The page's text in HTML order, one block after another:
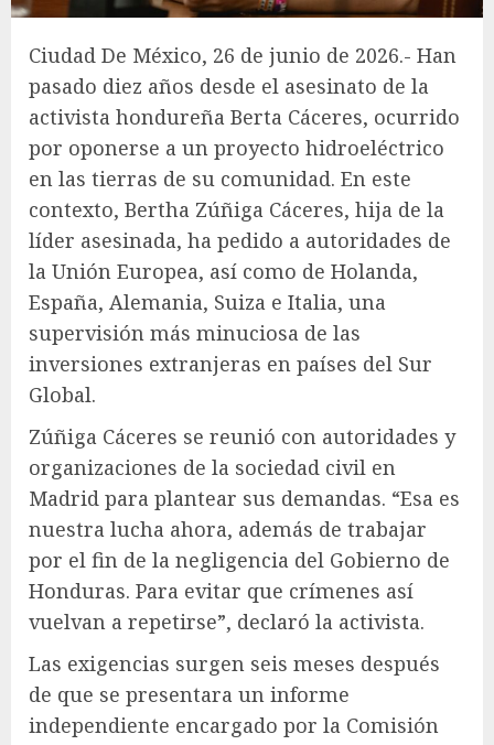
Ciudad De México, 26 de junio de 2026.- Han
pasado diez años desde el asesinato de la
activista hondureña Berta Cáceres, ocurrido
por oponerse a un proyecto hidroeléctrico
en las tierras de su comunidad. En este
contexto, Bertha Zúñiga Cáceres, hija de la
líder asesinada, ha pedido a autoridades de
la Unión Europea, así como de Holanda,
España, Alemania, Suiza e Italia, una
supervisión más minuciosa de las
inversiones extranjeras en países del Sur
Global.
Zúñiga Cáceres se reunió con autoridades y
organizaciones de la sociedad civil en
Madrid para plantear sus demandas. “Esa es
nuestra lucha ahora, además de trabajar
por el fin de la negligencia del Gobierno de
Honduras. Para evitar que crímenes así
vuelvan a repetirse”, declaró la activista.
Las exigencias surgen seis meses después
de que se presentara un informe
independiente encargado por la Comisión